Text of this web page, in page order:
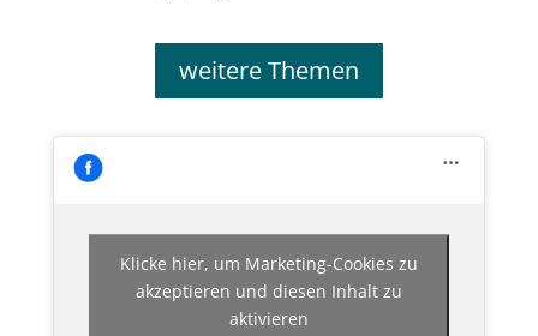
weitere Themen
Klicke hier, um Marketing-Cookies zu
akzeptieren und diesen Inhalt zu
aktivieren